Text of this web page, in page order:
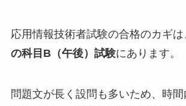
応用情報技術者試験の合格のカギは
の科目B（午後）試験にあります。
問題文が長く設問も多いため、時